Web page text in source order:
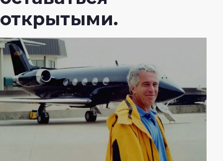
открытыми.